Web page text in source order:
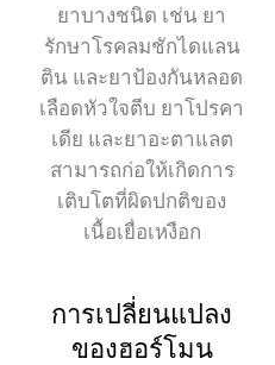
ยาบางชนิด เช่น ยา
รักษาโรคลมชักไดแลน
ติน และยาป้องกันหลอด
เลือดหัวใจตีบ ยาโปรคา
เดีย และยาอะตาแลต
สามารถก่อให้เกิดการ
เติบโตที่ผิดปกติของ
เนื้อเยื่อเหงือก
การเปลี่ยนแปลง
ของฮอร์โมน